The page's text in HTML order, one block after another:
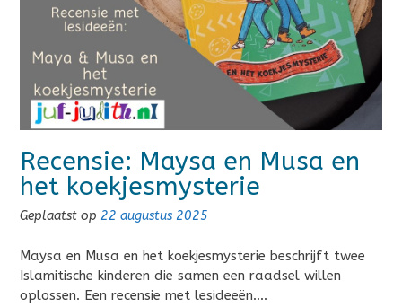
Recensie: Maysa en Musa en
het koekjesmysterie
Geplaatst op 22 augustus 2025
Maysa en Musa en het koekjesmysterie beschrijft twee
Islamitische kinderen die samen een raadsel willen
oplossen. Een recensie met lesideeën….